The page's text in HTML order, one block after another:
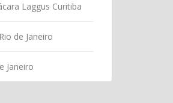
Laggus Curitiba
de Janeiro
Janeiro